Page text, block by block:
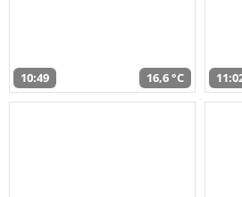
10:49 16,6 °C